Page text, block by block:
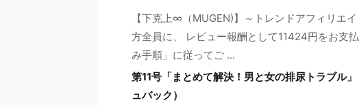
【下克上∞（MUGEN)】～トレンドアフィリエ
方全員に、 レビュー報酬として11424円をお支
み手順」に従ってご ...
第11号「まとめて解決！男と女の排尿トラブル
ュバック）